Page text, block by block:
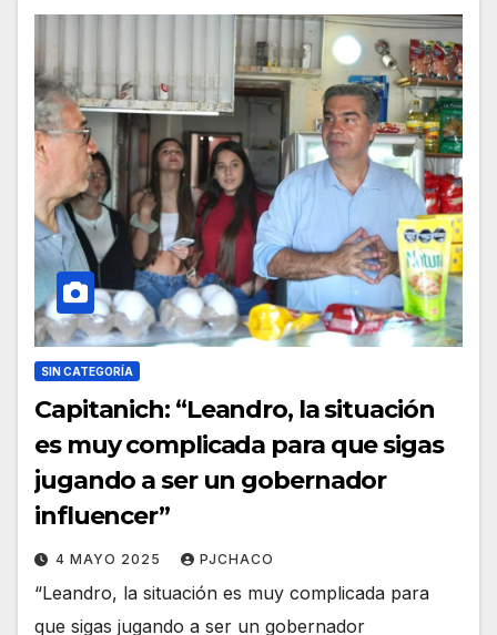
SIN CATEGORÍA
Capitanich: “Leandro, la situación
es muy complicada para que sigas
jugando a ser un gobernador
influencer”
4 MAYO 2025 PJCHACO
“Leandro, la situación es muy complicada para
que sigas jugando a ser un gobernador